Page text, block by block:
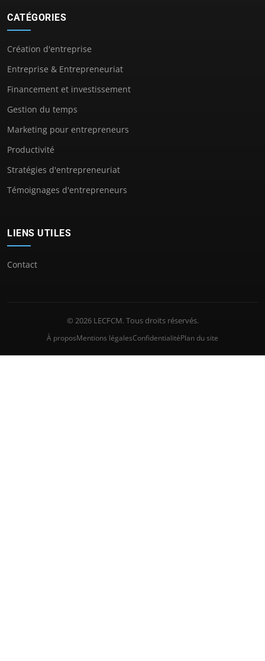
CATÉGORIES
Création d'entreprise
Entreprise & Entrepreneuriat
Financement et investissement
Gestion du temps
Marketing pour entrepreneurs
Productivité
Stratégies d'entrepreneuriat
Témoignages d'entrepreneurs
LIENS UTILES
Contact
© 2026 LECFCM. Tous droits réservés.
À proposMentions légalesConfidentialitéPlan du site